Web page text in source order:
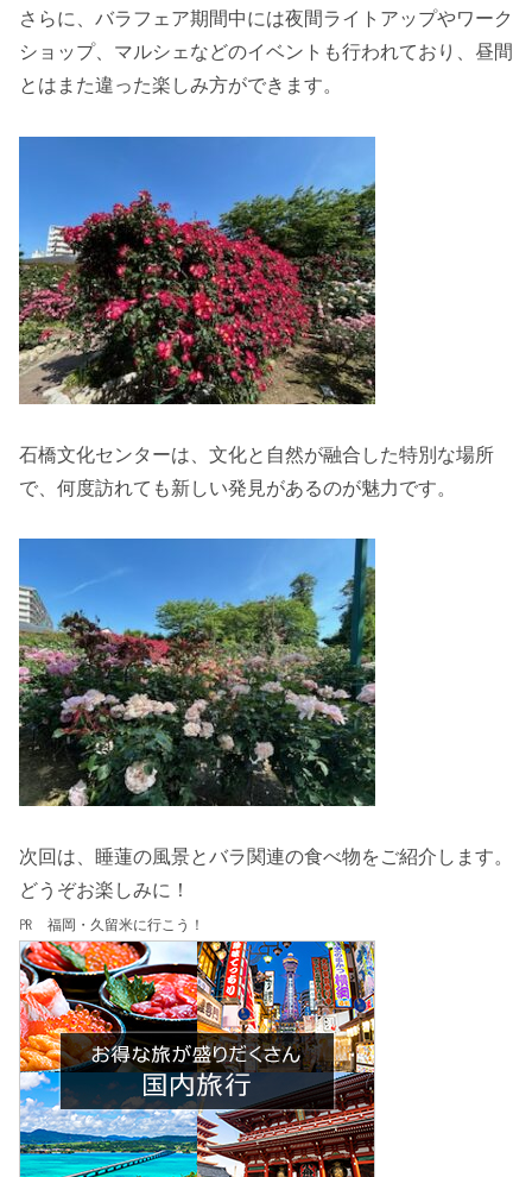
さらに、バラフェア期間中には夜間ライトアップやワーク
ショップ、マルシェなどのイベントも行われており、昼間
とはまた違った楽しみ方ができます。
石橋文化センターは、文化と自然が融合した特別な場所
で、何度訪れても新しい発見があるのが魅力です。
次回は、睡蓮の風景とバラ関連の食べ物をご紹介します。
どうぞお楽しみに！
㏚ 福岡・久留米に行こう！